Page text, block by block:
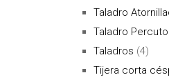
Taladro
Taladro
Taladros (4)
Tijera corta